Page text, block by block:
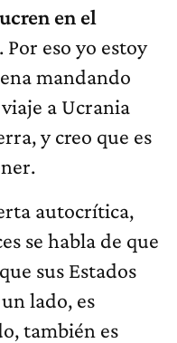
en el
. Por eso yo estoy
mandando
a Ucrania
y creo que es
autocrítica,
se habla de que
sus Estados
lado, es
también es